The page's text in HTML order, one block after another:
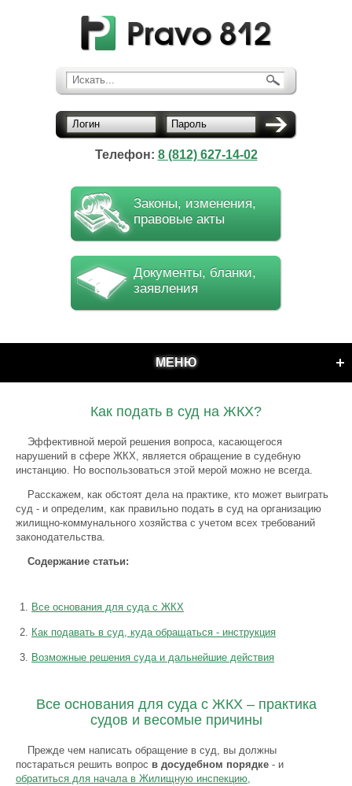
Искать...
Логин Пароль
Телефон: 8 (812) 627-14-02
Законы, изменения,
правовые акты
Документы, бланки,
заявления
МЕНЮ
Как подать в суд на ЖКХ?
Эффективной мерой решения вопроса, касающегося
нарушений в сфере ЖКХ, является обращение в судебную
инстанцию. Но воспользоваться этой мерой можно не всегда.
Расскажем, как обстоят дела на практике, кто может выиграть
суд - и определим, как правильно подать в суд на организацию
жилищно-коммунального хозяйства с учетом всех требований
законодательства.
Содержание статьи:
Все основания для суда с ЖКХ
Как подавать в суд, куда обращаться - инструкция
Возможные решения суда и дальнейшие действия
Все основания для суда с ЖКХ – практика
судов и весомые причины
Прежде чем написать обращение в суд, вы должны
постараться решить вопрос в досудебном порядке - и
обратиться для начала в Жилищную инспекцию,